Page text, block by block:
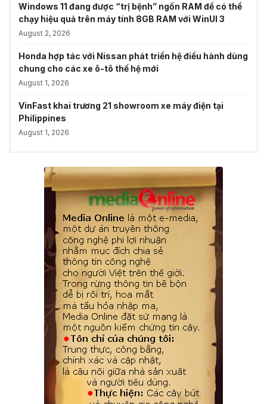
Windows 11 đang được “trị bệnh” ngốn RAM để có thể
chạy hiệu quả trên máy tính 8GB RAM với WinUI 3
August 2, 2026
Honda hợp tác với Nissan phát triển hệ điều hành dùng
chung cho các xe ô-tô thế hệ mới
August 1, 2026
VinFast khai trương 21 showroom xe máy điện tại
Philippines
August 1, 2026